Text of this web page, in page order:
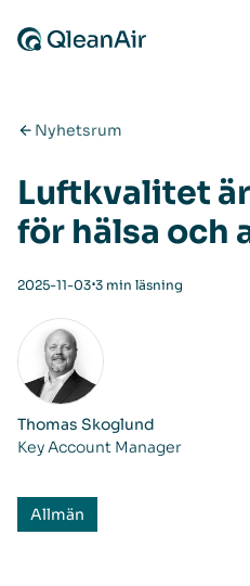
Nyhetsrum
Luftkvalitet
för hälsa och
2025-11-03⋅3 min läsning
Thomas Skoglund
Key Account Manager
Allmän